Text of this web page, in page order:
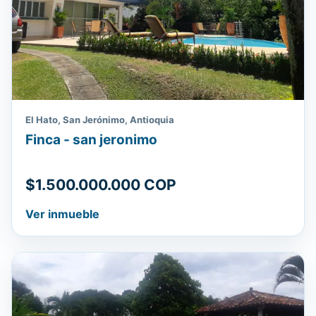
El Hato, San Jerónimo, Antioquia
Finca - san jeronimo
$1.500.000.000 COP
Ver inmueble